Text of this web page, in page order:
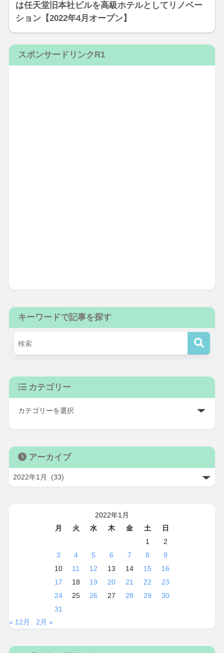
は任天堂旧本社ビルを高級ホテルとしてリノベー
ション【2022年4月オープン】
スポンサードリンクR1
キーワードで記事を探す
カテゴリー
アーカイブ
2022年1月
月
火 水 木 金 土
日
1
2
3
4 5 6 7 8
9
10
11 12 13 14 15
16
17
18 19 20 21 22
23
24
25 26 27 28 29
30
31
« 12月
2月 »